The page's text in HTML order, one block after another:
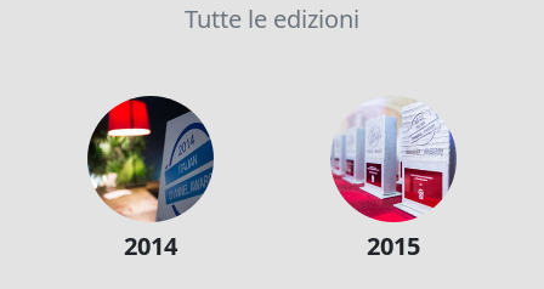
Tutte le edizioni
2014 2015